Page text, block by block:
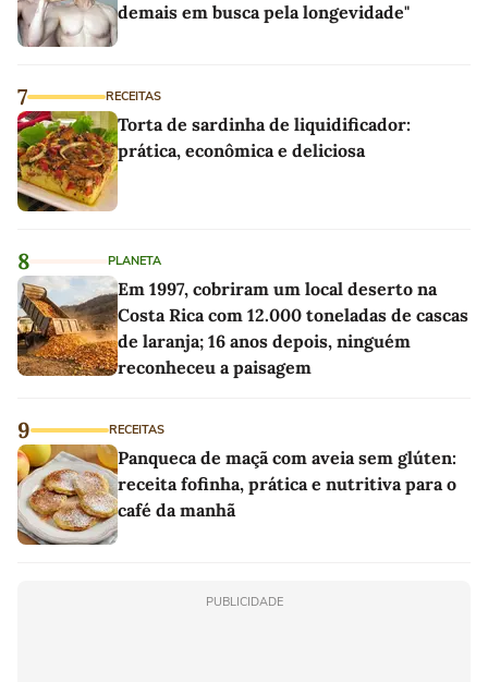
demais em busca pela longevidade"
7 RECEITAS
Torta de sardinha de liquidificador:
prática, econômica e deliciosa
8 PLANETA
Em 1997, cobriram um local deserto na
Costa Rica com 12.000 toneladas de cascas
de laranja; 16 anos depois, ninguém
reconheceu a paisagem
9 RECEITAS
Panqueca de maçã com aveia sem glúten:
receita fofinha, prática e nutritiva para o
café da manhã
PUBLICIDADE